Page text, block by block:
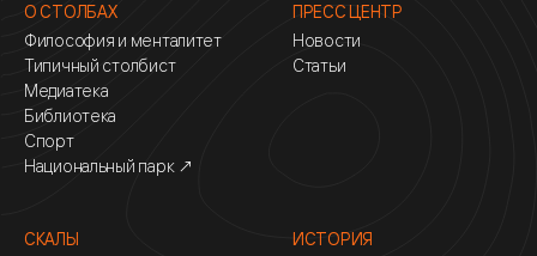
О СТОЛБАХ
Философия и менталитет
Типичный столбист
Медиатека
Библиотека
Спорт
Национальный парк ↗
ПРЕСС ЦЕНТР
Новости
Статьи
СКАЛЫ
ИСТОРИЯ